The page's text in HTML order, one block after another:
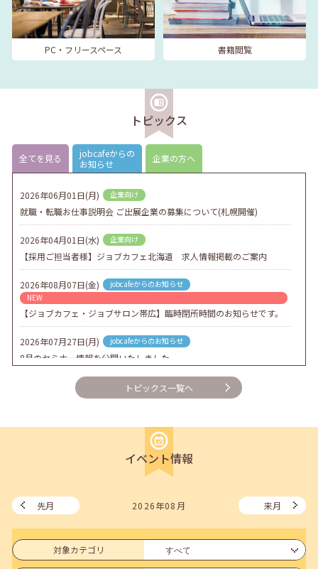
PC・フリースペース 書籍閲覧
トピックス
全てを見る
jobcafeからの
お知らせ
企業の方へ
2026年06月01日(月) 企業向け
就職・転職お仕事説明会 ご出展企業の募集について(札幌開催)
2026年04月01日(水) 企業向け
【採用ご担当者様】ジョブカフェ北海道 求人情報掲載のご案内
2026年08月07日(金)
jobcafeからのお知らせ
NEW
【ジョブカフェ・ジョブサロン帯広】臨時閉所時間のお知らせです。
2026年07月27日(月) jobcafeからのお知らせ
8月のセミナー情報を公開いたしました。
2026年07月01日(水) 企業向け
企業様向けセミナー「現場を巻き込む！人事のための『越境人材育
jobcafeからのお知らせ
7月のセミナー情報を公開いたしました。
メールカウンセリング、就職決定報告フォーム復旧いたしました。
2026年05月25日(月) jobcafeからのお知らせ
6月のセミナー情報を公開いたしました。
トピックス一覧へ
イベント情報
先月 2026年08月 来月
対象カテゴリ